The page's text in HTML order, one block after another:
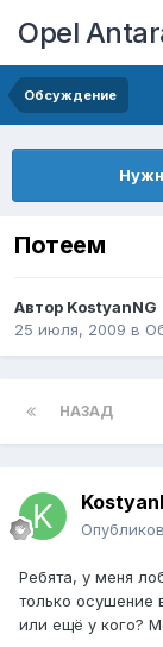
Opel
Обсуждение
Потеем
Автор KostyanNG
25 июля, 2009 в
НАЗАД
Ребята, у меня
только осушение
или ещё у кого?